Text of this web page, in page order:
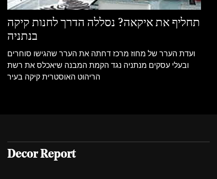
תחליף את איקאה? נסללה הדרך לחנות קיקה
בנתניה
ועדת הערר של מחוז מרכז דחתה את הערר שהגישו סוחרים
ובעלי עסקים מנתניה נגד הקמת המבנה שיאכלס את רשת
הריהוט האוסטרית קיקה בעיר
Decor Report